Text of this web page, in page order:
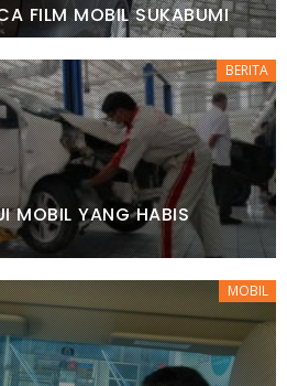
FILM MOBIL SUKABUMI
BERITA
MOBIL YANG HABIS
MOBIL